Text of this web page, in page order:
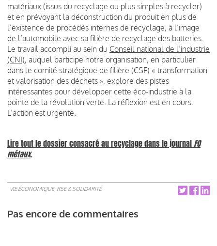
matériaux (issus du recyclage ou plus simples à recycler)
et en prévoyant la déconstruction du produit en plus de
l’existence de procédés internes de recyclage, à l’image
de l’automobile avec sa filière de recyclage des batteries.
Le travail accompli au sein du Conseil national de l’industrie
(CNI), auquel participe notre organisation, en particulier
dans le comité stratégique de filière (CSF) « transformation
et valorisation des déchets », explore des pistes
intéressantes pour développer cette éco-industrie à la
pointe de la révolution verte. La réflexion est en cours.
L’action est urgente.
Lire tout le dossier consacré au recyclage dans le journalFO
métaux.
VIE ÉCONOMIQUE, RSE & SOLIDARITÉ
Pas encore de commentaires